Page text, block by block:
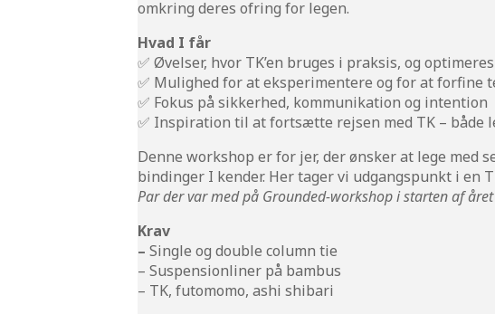
omkring deres ofring for legen.
Hvad I får
✅ Øvelser, hvor TK’en bruges i praksis, og
✅ Mulighed for at eksperimentere og for at forfine
✅ Fokus på sikkerhed, kommunikation og intention
✅ Inspiration til at fortsætte rejsen med TK – både
Denne workshop er for jer, der ønsker at lege med
bindinger I kender. Her tager vi udgangspunkt i en
Par der var med på Grounded-workshop i starten af
Krav
– Single og double column tie
– Suspensionliner på bambus
– TK, futomomo, ashi shibari